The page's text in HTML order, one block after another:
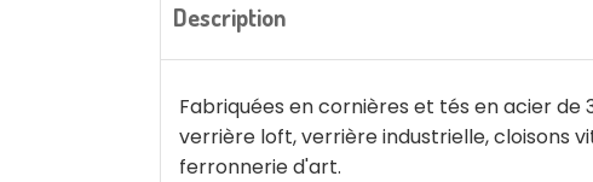
Description
Fabriquées en cornières et tés en acier
verrière loft, verrière industrielle, cloisons
ferronnerie d'art.